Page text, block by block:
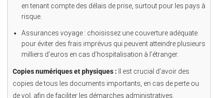
en tenant compte des délais de prise, surtout pour les pays à
risque.
Assurances voyage : choisissez une couverture adéquate
pour éviter des frais imprévus qui peuvent atteindre plusieurs
milliers d’euros en cas d’hospitalisation à l’étranger.
Copies numériques et physiques : Il est crucial d’avoir des
copies de tous les documents importants, en cas de perte ou
de vol, afin de faciliter les démarches administratives.